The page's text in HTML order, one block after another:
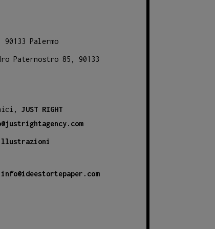
Palermo
Paternostro 85, 90133
JUST RIGHT
info@ideestortepaper.com